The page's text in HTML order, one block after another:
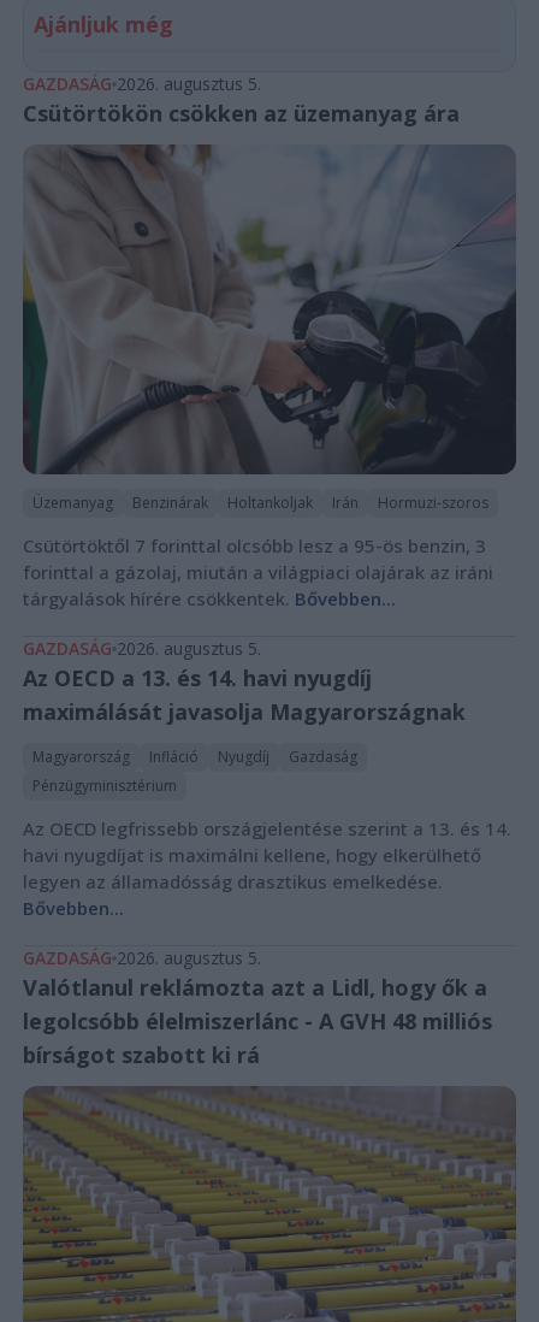
Ajánljuk még
GAZDASÁG 2026. augusztus 5.
Csütörtökön csökken az üzemanyag ára
Üzemanyag Benzinárak Holtankoljak Irán Hormuzi-szoros
Csütörtöktől 7 forinttal olcsóbb lesz a 95-ös benzin, 3
forinttal a gázolaj, miután a világpiaci olajárak az iráni
tárgyalások hírére csökkentek. Bővebben...
GAZDASÁG 2026. augusztus 5.
Az OECD a 13. és 14. havi nyugdíj
maximálását javasolja Magyarországnak
Magyarország Infláció Nyugdíj
Gazdaság
Pénzügyminisztérium
Az OECD legfrissebb országjelentése szerint a 13. és 14.
havi nyugdíjat is maximálni kellene, hogy elkerülhető
legyen az államadósság drasztikus emelkedése.
Bővebben...
GAZDASÁG 2026. augusztus 5.
Valótlanul reklámozta azt a Lidl, hogy ők a
legolcsóbb élelmiszerlánc - A GVH 48 milliós
bírságot szabott ki rá